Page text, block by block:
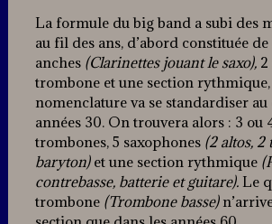
La formule du big band a subi des
au fil des ans, d’abord constituée de
anches (Clarinettes jouant le saxo), 2
trombone et une section
nomenclature va se standardiser au
années 30. On trouvera alors : 3 ou
trombones, 5 saxophones (2 altos, 2
baryton)et une section rythmique
contrebasse, batterie et guitare). Le
trombone(Trombone basse)